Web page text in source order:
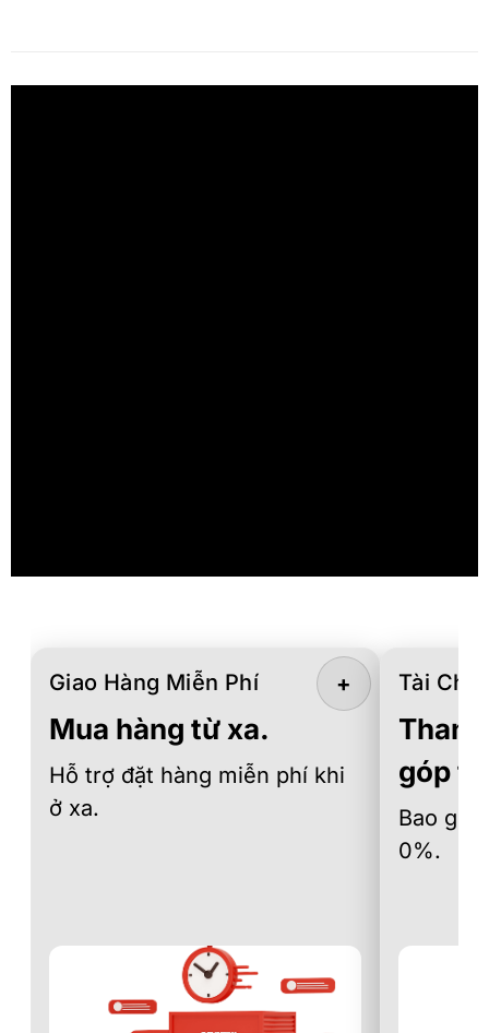
Giao Hàng Miễn Phí
Mua hàng từ xa.
Hỗ trợ đặt hàng miễn phí khi
ở xa.
+ Tài
góp
Bao
0%.